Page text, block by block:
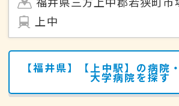
上中
【福井県】【上中駅】の病院
大学病院を探す